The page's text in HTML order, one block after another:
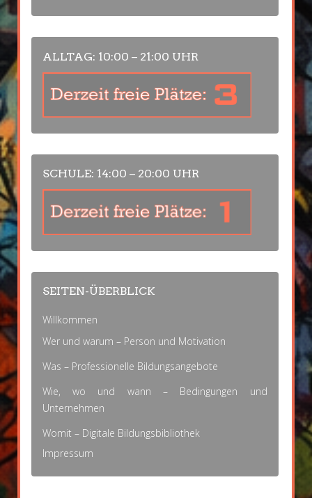
ALLTAG: 10:00 – 21:00 UHR
SCHULE: 14:00 – 20:00 UHR
SEITEN-ÜBERBLICK
Willkommen
Wer und warum – Person und Motivation
Was – Professionelle Bildungsangebote
Wie, wo und wann – Bedingungen und
Unternehmen
Womit – Digitale Bildungsbibliothek
Impressum